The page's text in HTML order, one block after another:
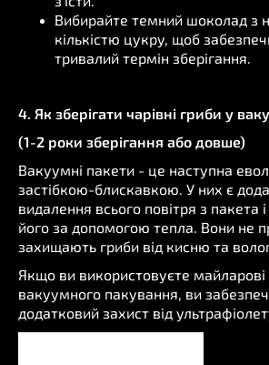
Вибирайте темний шоколад з
кількістю цукру, щоб
тривалий термін зберігання.
4. Як зберігати чарівні гриби у
(1-2 роки зберігання або довше)
Вакуумні пакети - це наступна
застібкою-блискавкою. У них є
видалення всього повітря з пакета
його за допомогою тепла. Вони не
захищають гриби від кисню та
Якщо ви використовуєте майларові
вакуумного пакування, ви
додатковий захист від